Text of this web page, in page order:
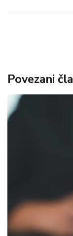
Povezani